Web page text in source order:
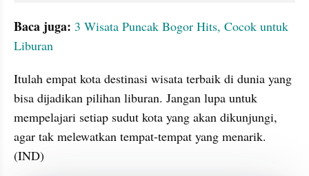
Baca juga: 3 Wisata Puncak Bogor Hits, Cocok untuk
Liburan
Itulah empat kota destinasi wisata terbaik di dunia yang
bisa dijadikan pilihan liburan. Jangan lupa untuk
mempelajari setiap sudut kota yang akan dikunjungi,
agar tak melewatkan tempat-tempat yang menarik.
(IND)